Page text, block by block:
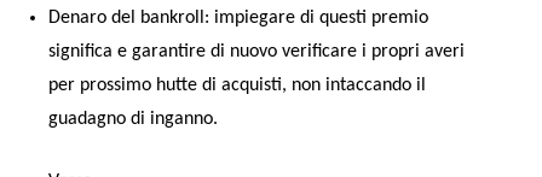
Denaro del bankroll: impiegare di questi premio
significa e garantire di nuovo verificare i propri averi
per prossimo hutte di acquisti, non intaccando il
guadagno di inganno.